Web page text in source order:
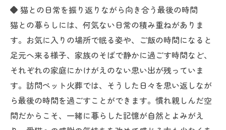
◆ 猫との日常を振り返りながら向き合う最後の時間
猫との暮らしには、何気ない日常の積み重ねがありま
す。お気に入りの場所で眠る姿や、ご飯の時間になると
足元へ来る様子、家族のそばで静かに過ごす時間など、
それぞれの家庭にかけがえのない思い出が残っていま
す。訪問ペット火葬では、そうした日々を思い返しなが
ら最後の時間を過ごすことができます。慣れ親しんだ空
間だからこそ、一緒に暮らした記憶が自然とよみがえ